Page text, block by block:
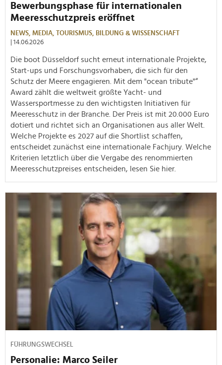
Bewerbungsphase für internationalen
Meeresschutzpreis eröffnet
NEWS, MEDIA, TOURISMUS,
BILDUNG & WISSENSCHAFT
| 14.06.2026
Die boot Düsseldorf sucht erneut internationale Projekte,
Start-ups und Forschungsvorhaben, die sich für den
Schutz der Meere engagieren. Mit dem "ocean tribute"“
Award zählt die weltweit größte Yacht- und
Wassersportmesse zu den wichtigsten Initiativen für
Meeresschutz in der Branche. Der Preis ist mit 20.000 Euro
dotiert und richtet sich an Organisationen aus aller Welt.
Welche Projekte es 2027 auf die Shortlist schaffen,
entscheidet zunächst eine internationale Fachjury. Welche
Kriterien letztlich über die Vergabe des renommierten
Meeresschutzpreises entscheiden, lesen Sie hier.
FÜHRUNGSWECHSEL
Personalie: Marco Seiler